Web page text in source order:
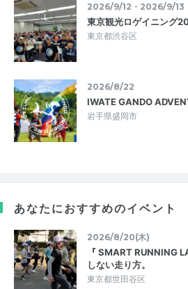
2026/9/12・2026/9/13
東京観光ロゲイニング
東京都渋谷区
2026/8/22
IWATE GANDO
岩手県盛岡市
あなたにおすすめのイベント
2026/8/20(木)
『 SMART RUNNING
しない走り方。
東京都世田谷区